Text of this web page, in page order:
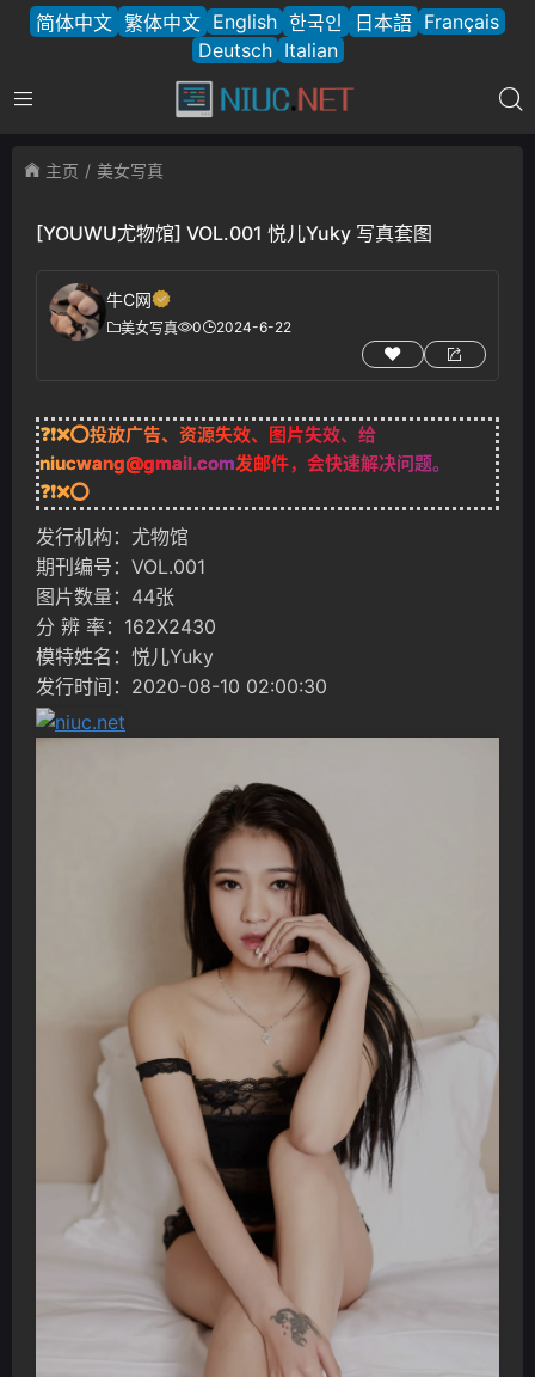
简体中文 繁体中文 English 한국인 日本語 Français
Deutsch Italian
主页 美女写真
[YOUWU尤物馆] VOL.001 悦儿Yuky 写真套图
牛C网
美女写真 0 2024-6-22
❓❗❌⭕投放广告、资源失效、图片失效、给
niucwang@gmail.com发邮件，会快速解决问题。
❓❗❌⭕
发行机构：尤物馆
期刊编号：VOL.001
图片数量：44张
分 辨 率：162X2430
模特姓名：悦儿Yuky
发行时间：2020-08-10 02:00:30